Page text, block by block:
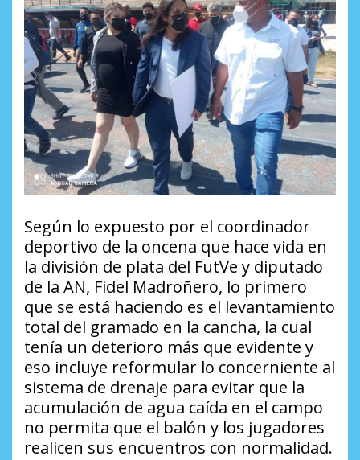
Según lo expuesto por el coordinador
deportivo de la oncena que hace vida en
la división de plata del FutVe y diputado
de la AN, Fidel Madroñero, lo primero
que se está haciendo es el levantamiento
total del gramado en la cancha, la cual
tenía un deterioro más que evidente y
eso incluye reformular lo concerniente al
sistema de drenaje para evitar que la
acumulación de agua caída en el campo
no permita que el balón y los jugadores
realicen sus encuentros con normalidad.